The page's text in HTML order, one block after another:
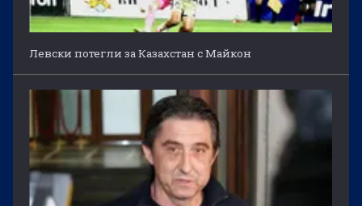
Левски потегли за Казахстан с Майкон